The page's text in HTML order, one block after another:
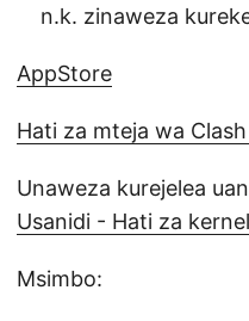
n.k. zinaweza
AppStore
Hati za mteja wa
Unaweza kurejelea
Usanidi - Hati za
Msimbo: